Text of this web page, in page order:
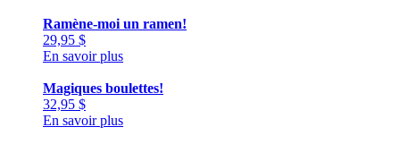
Ramène-moi un ramen!
29,95 $
En savoir plus
Magiques boulettes!
32,95 $
En savoir plus